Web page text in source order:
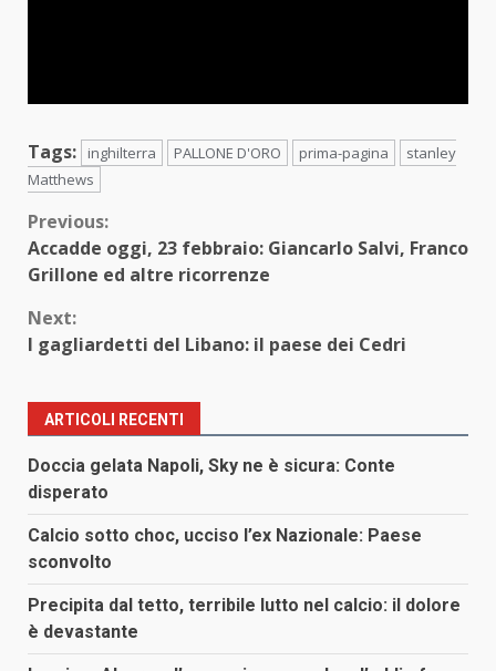
Tags: inghilterra PALLONE D'ORO prima-pagina
stanley
Matthews
Continue
Reading
Previous:
Accadde oggi, 23 febbraio: Giancarlo Salvi, Franco
Grillone ed altre ricorrenze
Next:
I gagliardetti del Libano: il paese dei Cedri
ARTICOLI RECENTI
Doccia gelata Napoli, Sky ne è sicura: Conte
disperato
Calcio sotto choc, ucciso l’ex Nazionale: Paese
sconvolto
Precipita dal tetto, terribile lutto nel calcio: il dolore
è devastante